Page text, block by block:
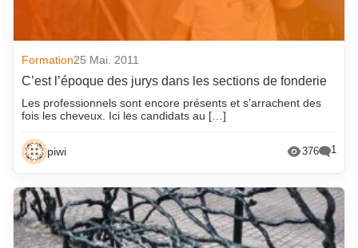
Formation25 Mai. 2011
C’est l’époque des jurys dans les sections de fonderie
Les professionnels sont encore présents et s’arrachent des
fois les cheveux. Ici les candidats au […]
piwi 376 1